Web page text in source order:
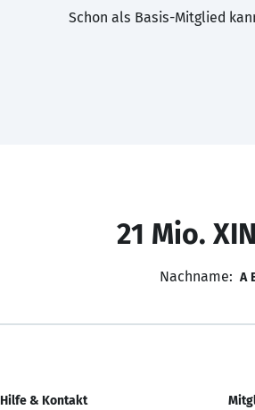
Schon als Basis-Mitglied
21 Mio.
Nachname: A
Hilfe & Kontakt